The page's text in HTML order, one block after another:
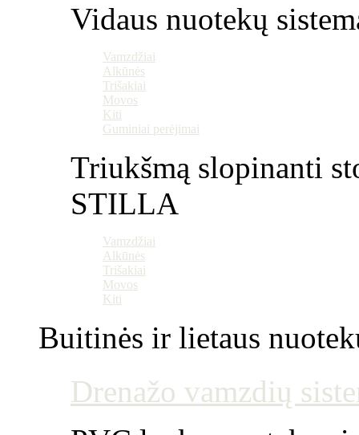
Vidaus nuotekų
Vamzdžiai
Alkūnės
Trišakiai
Movos
Kiti
Guminiai perėjimai
Triukšmą slopinanti
STILLA
Vamzdžiai
Alkūnės
Trišakiai
Movos
Kiti
Buitinės ir lietaus
Drenažo vamzdių